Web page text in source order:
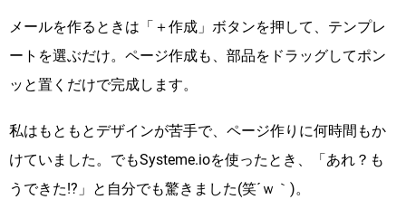
メールを作るときは「＋作成」ボタンを押して、テンプレ
ートを選ぶだけ。ページ作成も、部品をドラッグしてポン
ッと置くだけで完成します。
私はもともとデザインが苦手で、ページ作りに何時間もか
けていました。でもSysteme.ioを使ったとき、「あれ？も
うできた!?」と自分でも驚きました(笑´ｗ｀)。